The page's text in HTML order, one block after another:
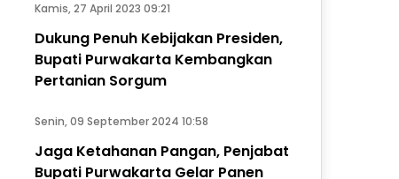
Kamis, 27 April 2023 09:21
Dukung Penuh Kebijakan Presiden,
Bupati Purwakarta Kembangkan
Pertanian Sorgum
Senin, 09 September 2024 10:58
Jaga Ketahanan Pangan, Penjabat
Bupati Purwakarta Gelar Panen